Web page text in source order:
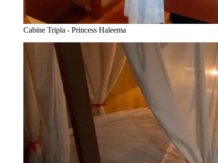
Cabine Tripla - Princess Haleema